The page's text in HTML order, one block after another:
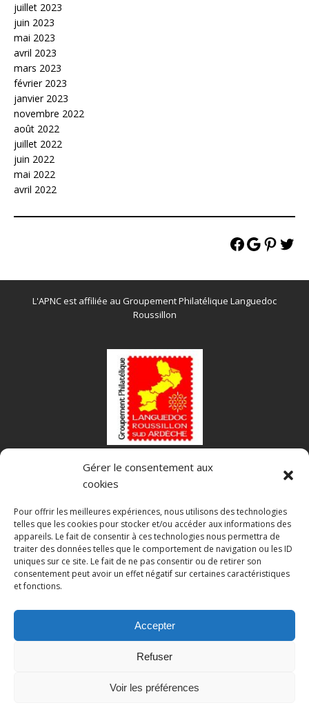
Gérer le consentement aux
cookies
Pour offrir les meilleures expériences, nous utilisons des technologies
telles que les cookies pour stocker et/ou accéder aux informations des
appareils. Le fait de consentir à ces technologies nous permettra de
traiter des données telles que le comportement de navigation ou les ID
uniques sur ce site. Le fait de ne pas consentir ou de retirer son
consentement peut avoir un effet négatif sur certaines caractéristiques
et fonctions.
Accepter
Refuser
Voir les préférences
juillet 2023
juin 2023
mai 2023
avril 2023
mars 2023
février 2023
janvier 2023
novembre 2022
août 2022
juillet 2022
juin 2022
mai 2022
avril 2022
L'APNC est affiliée au Groupement Philatélique Languedoc
Roussillon
Fédération Française des Associations Philatéliques
Politique de confidentialité